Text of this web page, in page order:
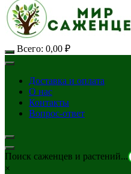
Всего: 0,00 ₽
Доставка и оплата
О нас
Контакты
Вопрос-ответ
Поиск саженцев и растений...
×